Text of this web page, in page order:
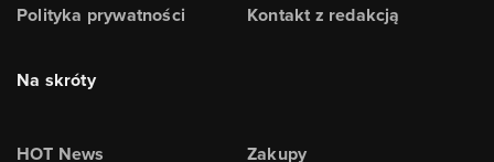
Polityka prywatności
Kontakt z redakcją
Na skróty
HOT News Zakupy